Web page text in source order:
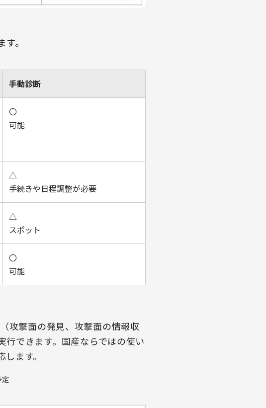
。
手動診断
〇
可能
△
手続きや日程調整が必要
△
スポット
〇
可能
攻撃面の発見、攻撃面の情報収
できます。国産ならではの使い
ます。